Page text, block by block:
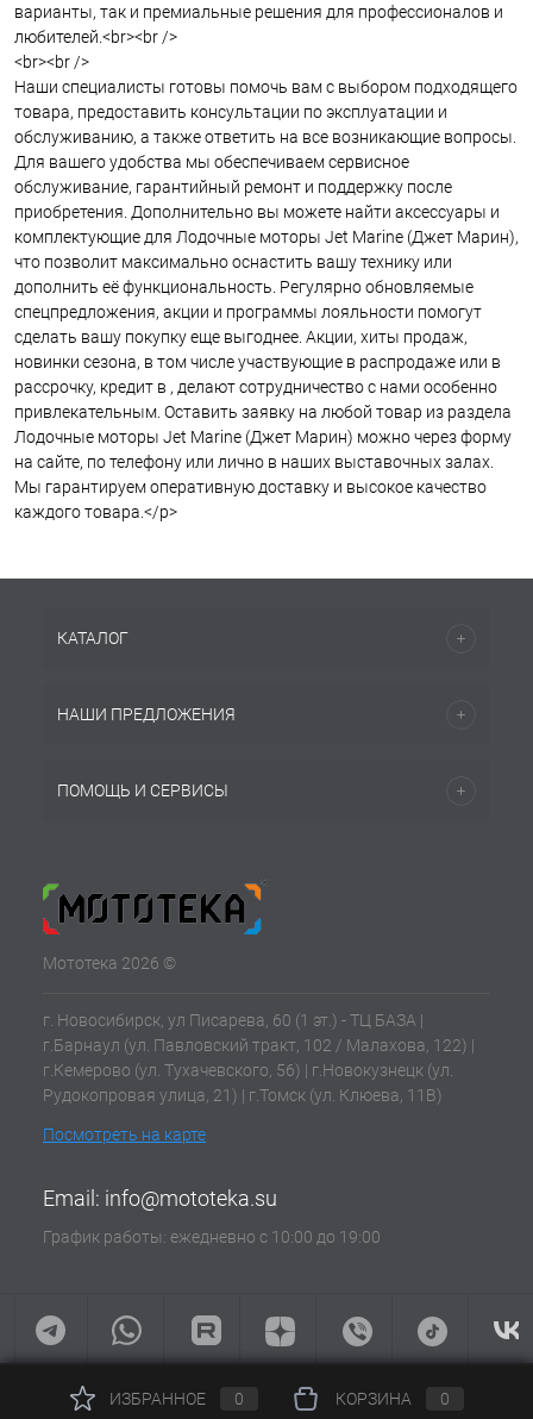
варианты, так и премиальные решения для профессионалов и
любителей.<br><br />
<br><br />
Наши специалисты готовы помочь вам с выбором подходящего
товара, предоставить консультации по эксплуатации и
обслуживанию, а также ответить на все возникающие вопросы.
Для вашего удобства мы обеспечиваем сервисное
обслуживание, гарантийный ремонт и поддержку после
приобретения. Дополнительно вы можете найти аксессуары и
комплектующие для Лодочные моторы Jet Marine (Джет Марин),
что позволит максимально оснастить вашу технику или
дополнить её функциональность. Регулярно обновляемые
спецпредложения, акции и программы лояльности помогут
сделать вашу покупку еще выгоднее. Акции, хиты продаж,
новинки сезона, в том числе участвующие в распродаже или в
рассрочку, кредит в , делают сотрудничество с нами особенно
привлекательным. Оставить заявку на любой товар из раздела
Лодочные моторы Jet Marine (Джет Марин) можно через форму
на сайте, по телефону или лично в наших выставочных залах.
Мы гарантируем оперативную доставку и высокое качество
каждого товара.</p>
КАТАЛОГ
НАШИ ПРЕДЛОЖЕНИЯ
ПОМОЩЬ И СЕРВИСЫ
Мототека 2026 ©
г. Новосибирск, ул Писарева, 60 (1 эт.) - ТЦ БАЗА |
г.Барнаул (ул. Павловский тракт, 102 / Малахова, 122) |
г.Кемерово (ул. Тухачевского, 56) | г.Новокузнецк (ул.
Рудокопровая улица, 21) | г.Томск (ул. Клюева, 11В)
Посмотреть на карте
Email: info@mototeka.su
График работы: ежедневно с 10:00 до 19:00
ИЗБРАННОЕ 0 КОРЗИНА 0